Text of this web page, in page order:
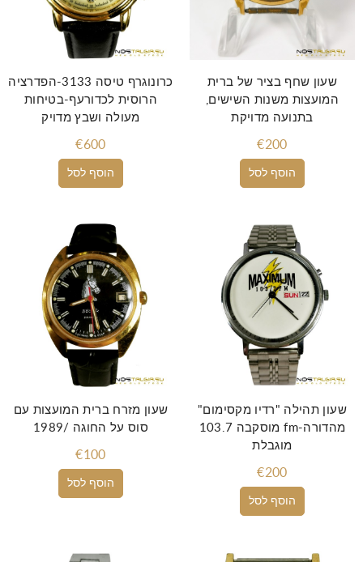
הוסף לסל
כרונוגרף טיסה 3133-הפדרציה
הרוסית לכדורעף-בטיחות
מעולה ושבץ מדויק
€600
הוסף לסל
שעון שחף בציר של ברית
המועצות משנות השישים,
בתנועה מדויקת
€200
הוסף לסל
שעון מזרח ברית המועצות עם
סוס על החוגה /1989
€100
הוסף לסל
שעון תהילה "רדיו מקסימום"
מוסקבה 103.7 fm-מהדורה
מוגבלת
€200